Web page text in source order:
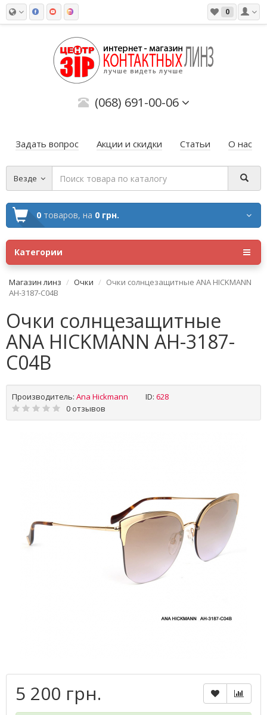
0
(068) 691-00-06
Задать вопрос Акции и скидки Статьи О нас
Везде
0 товаров, на 0 грн.
Категории
Магазин линз Очки
Очки солнцезащитные ANA HICKMANN
AH-3187-C04B
Очки солнцезащитные
ANA HICKMANN AH-3187-
C04B
Производитель: Ana Hickmann ID: 628
0 отзывов
5 200 грн.